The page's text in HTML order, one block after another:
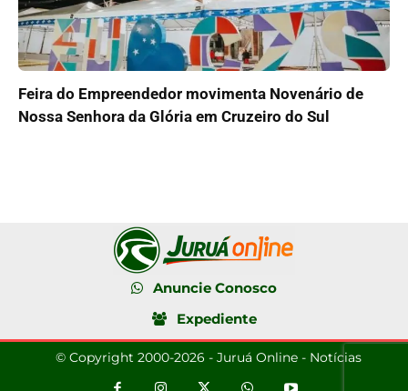
Feira do Empreendedor movimenta Novenário de
Nossa Senhora da Glória em Cruzeiro do Sul
Anuncie Conosco
Expediente
© Copyright 2000-2026 - Juruá Online - Notícias